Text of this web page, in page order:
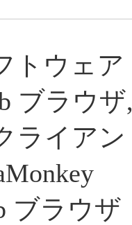
トウェア
ブラウ
ライアン
ブラウザ